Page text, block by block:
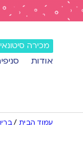
מכירה
אודות
עמוד הבית /